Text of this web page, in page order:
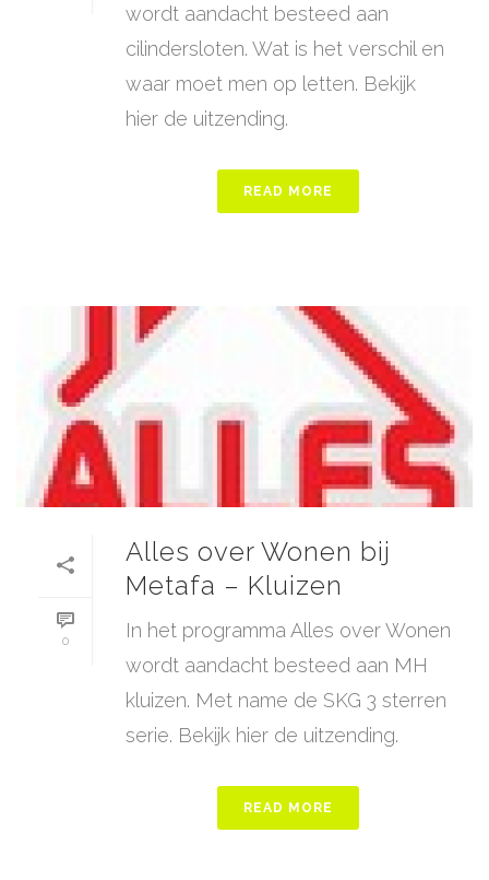
wordt aandacht besteed aan
cilindersloten. Wat is het verschil en
waar moet men op letten. Bekijk
hier de uitzending.
READ MORE
0
Alles over Wonen bij
Metafa – Kluizen
In het programma Alles over Wonen
wordt aandacht besteed aan MH
kluizen. Met name de SKG 3 sterren
serie. Bekijk hier de uitzending.
READ MORE